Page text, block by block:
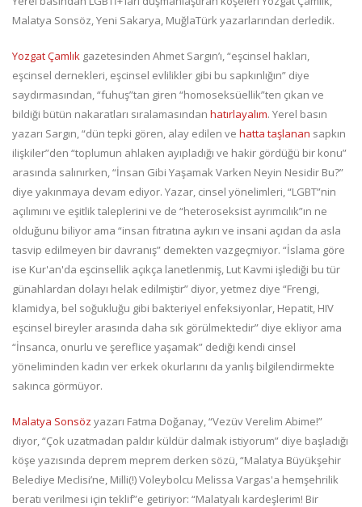
Malatya Sonsöz, Yeni Sakarya, MuğlaTürk yazarlarından derledik.
Yozgat Çamlık gazetesinden Ahmet Sargın’ı, “eşcinsel hakları,
eşcinsel dernekleri, eşcinsel evlilikler gibi bu sapkınlığın” diye
saydırmasından, “fuhuş”tan giren “homoseksüellik”ten çıkan ve
bildiği bütün nakaratları sıralamasından hatırlayalım. Yerel basın
yazarı Sargın, “dün tepki gören, alay edilen ve hatta taşlanan sapkın
ilişkiler”den “toplumun ahlaken ayıpladığı ve hakir gördüğü bir konu”
arasında salınırken, “İnsan Gibi Yaşamak Varken Neyin Nesidir Bu?”
diye yakınmaya devam ediyor. Yazar, cinsel yönelimleri, “LGBT”nin
açılımını ve eşitlik taleplerini ve de “heteroseksist ayrımcılık”ın ne
olduğunu biliyor ama “insan fıtratına aykırı ve insani açıdan da asla
tasvip edilmeyen bir davranış” demekten vazgeçmiyor. “İslama göre
ise Kur'an'da eşcinsellik açıkça lanetlenmiş, Lut Kavmi işlediği bu tür
günahlardan dolayı helak edilmiştir” diyor, yetmez diye “Frengi,
klamidya, bel soğukluğu gibi bakteriyel enfeksiyonlar, Hepatit, HIV
eşcinsel bireyler arasında daha sık görülmektedir” diye ekliyor ama
“İnsanca, onurlu ve şereflice yaşamak” dediği kendi cinsel
yöneliminden kadın ver erkek okurlarını da yanlış bilgilendirmekte
sakınca görmüyor.
Malatya Sonsöz yazarı Fatma Doğanay, “Vezüv Verelim Abime!”
diyor, “Çok uzatmadan paldır küldür dalmak istiyorum” diye başladığı
köşe yazısında deprem meprem derken sözü, “Malatya Büyükşehir
Belediye Meclisi’ne, Milli(!) Voleybolcu Melissa Vargas'a hemşehrilik
beratı verilmesi için teklif”e getiriyor: “Malatyalı kardeşlerim! Bir